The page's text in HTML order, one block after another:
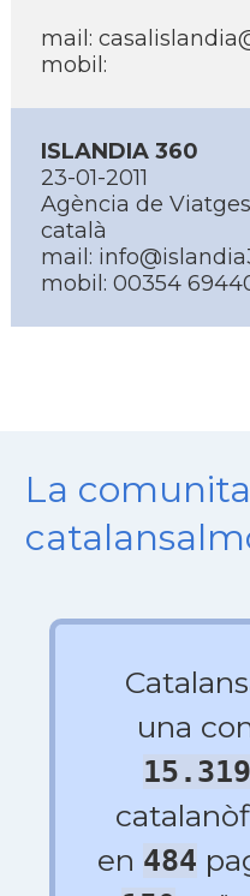
mail:
mobil:
ISLANDIA 360
23-01-2011
Agència de
català
mail:
mobil: 00354
La
una
15.319
en 484